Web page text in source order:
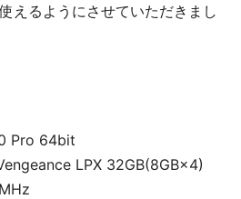
えるようにさせていただきまし
Pro 64bit
LPX 32GB(8GB×4)